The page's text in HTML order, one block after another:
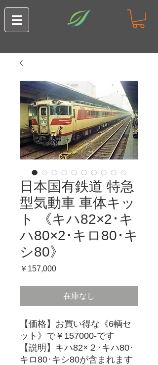
日本国有鉄道 特急
型気動車 車体キッ
ト 《キハ82×2･キ
ハ80×2･キロ80･キ
シ80》
￥157,000価
在庫なし
【価格】お買い得な《6輌セ
ット》で￥157000-です
【説明】キハ82×２･キハ80･
キロ80･キシ80が含まれます